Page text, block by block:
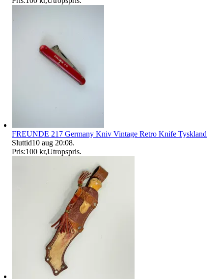
FREUNDE 217 Germany Kniv Vintage Retro Knife Tyskland
Sluttid10 aug 20:08.
Pris:100 kr,Utropspris.